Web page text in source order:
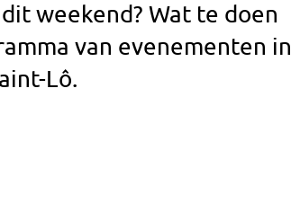
weekend? Wat te doen
van evenementen in
Lô.